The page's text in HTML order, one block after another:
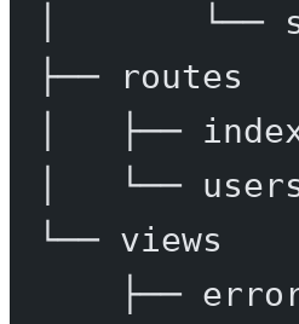
└──
├──
routes
├──
└──
└── views
├──